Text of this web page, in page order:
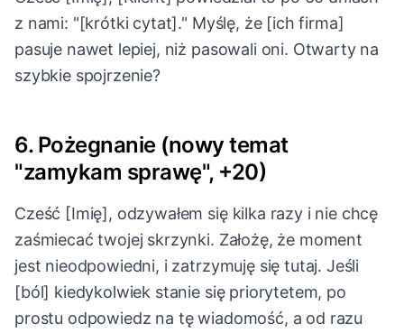
z nami: "[krótki cytat]." Myślę, że [ich firma]
pasuje nawet lepiej, niż pasowali oni. Otwarty na
szybkie spojrzenie?
6. Pożegnanie (nowy temat
"zamykam sprawę", +20)
Cześć [Imię], odzywałem się kilka razy i nie chcę
zaśmiecać twojej skrzynki. Założę, że moment
jest nieodpowiedni, i zatrzymuję się tutaj. Jeśli
[ból] kiedykolwiek stanie się priorytetem, po
prostu odpowiedz na tę wiadomość, a od razu